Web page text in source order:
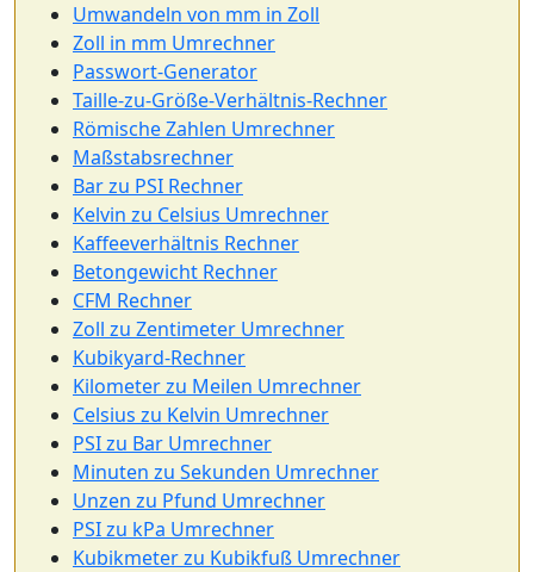
Umwandeln von mm in Zoll
Zoll in mm Umrechner
Passwort-Generator
Taille-zu-Größe-Verhältnis-Rechner
Römische Zahlen Umrechner
Maßstabsrechner
Bar zu PSI Rechner
Kelvin zu Celsius Umrechner
Kaffeeverhältnis Rechner
Betongewicht Rechner
CFM Rechner
Zoll zu Zentimeter Umrechner
Kubikyard-Rechner
Kilometer zu Meilen Umrechner
Celsius zu Kelvin Umrechner
PSI zu Bar Umrechner
Minuten zu Sekunden Umrechner
Unzen zu Pfund Umrechner
PSI zu kPa Umrechner
Kubikmeter zu Kubikfuß Umrechner